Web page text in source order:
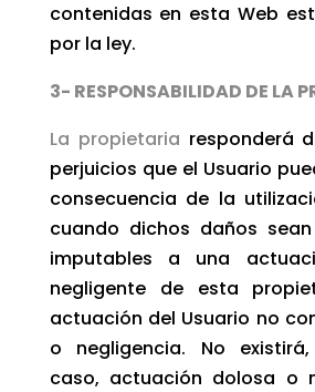
contenidas en esta Web
por la ley.
3- RESPONSABILIDAD DE LA
La propietaria responderá
perjuicios que el Usuario
consecuencia de la
cuando dichos daños
imputables a una
negligente de esta
actuación del Usuario no
o negligencia. No
caso, actuación dolosa o